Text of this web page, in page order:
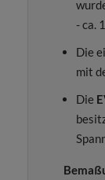
- ca.
Die
mit
Die